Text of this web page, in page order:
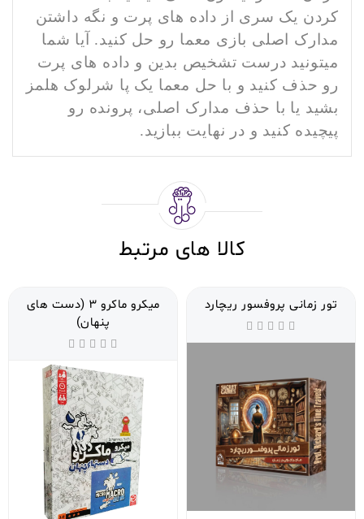
کردن یک سری از داده های پرت و نگه داشتن
مدارک اصلی بازی معما رو حل کنید. آیا شما
میتونید درست تشخیص بدین و داده های پرت
رو حذف کنید و با حل معما یک پا شرلوک هلمز
بشید یا با حذف مدارک اصلی، پرونده رو
پیچیده کنید و در نهایت ببازید.
کالا های مرتبط
میکرو ماکرو 3 (دست های
پنهان)
تور زمانی پروفسور ریچارد